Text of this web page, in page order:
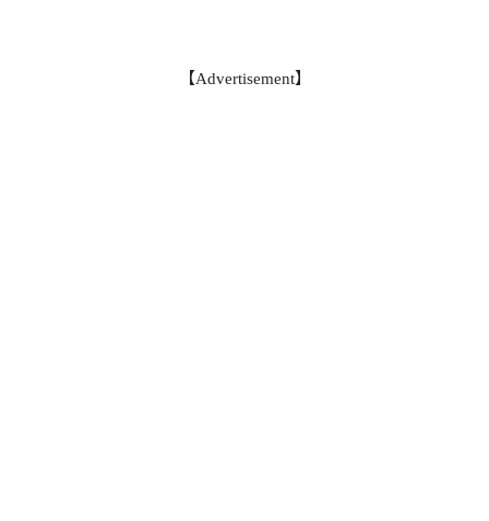
【Advertisement】